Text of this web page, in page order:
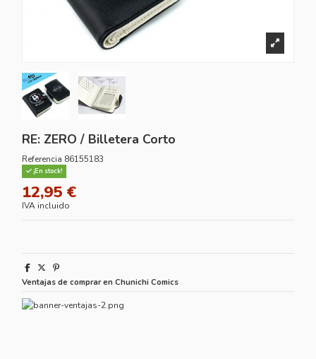
RE: ZERO / Billetera Corto
Referencia 86155183
¡En stock!
12,95 €
IVA incluido
Ventajas de comprar en Chunichi Comics